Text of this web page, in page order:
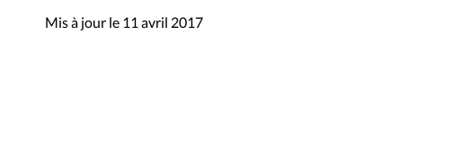
Mis à jour le 11 avril 2017